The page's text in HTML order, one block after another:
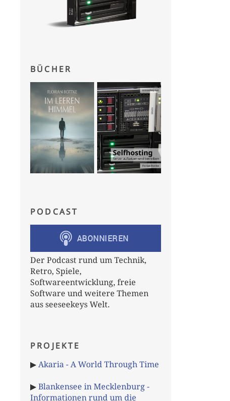
BÜCHER
PODCAST
Der Podcast rund um Technik,
Retro, Spiele,
Softwareentwicklung, freie
Software und weitere Themen
aus seeseekeys Welt.
PROJEKTE
▶Akaria - A World Through Time
▶Blankensee in Mecklenburg -
Informationen rund um die